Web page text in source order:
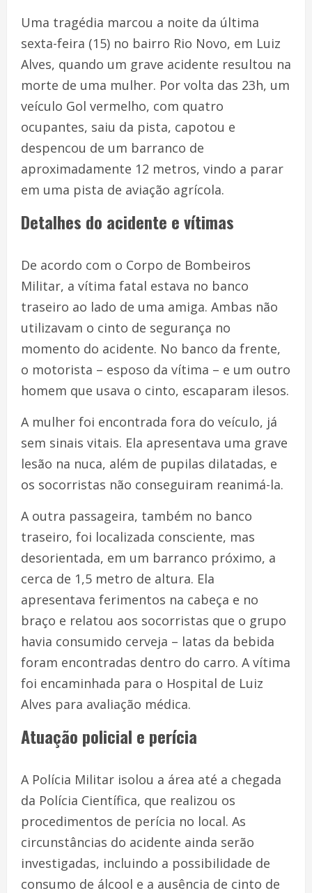
Uma tragédia marcou a noite da última
sexta-feira (15) no bairro Rio Novo, em Luiz
Alves, quando um grave acidente resultou na
morte de uma mulher. Por volta das 23h, um
veículo Gol vermelho, com quatro
ocupantes, saiu da pista, capotou e
despencou de um barranco de
aproximadamente 12 metros, vindo a parar
em uma pista de aviação agrícola.
Detalhes do acidente e vítimas
De acordo com o Corpo de Bombeiros
Militar, a vítima fatal estava no banco
traseiro ao lado de uma amiga. Ambas não
utilizavam o cinto de segurança no
momento do acidente. No banco da frente,
o motorista – esposo da vítima – e um outro
homem que usava o cinto, escaparam ilesos.
A mulher foi encontrada fora do veículo, já
sem sinais vitais. Ela apresentava uma grave
lesão na nuca, além de pupilas dilatadas, e
os socorristas não conseguiram reanimá-la.
A outra passageira, também no banco
traseiro, foi localizada consciente, mas
desorientada, em um barranco próximo, a
cerca de 1,5 metro de altura. Ela
apresentava ferimentos na cabeça e no
braço e relatou aos socorristas que o grupo
havia consumido cerveja – latas da bebida
foram encontradas dentro do carro. A vítima
foi encaminhada para o Hospital de Luiz
Alves para avaliação médica.
Atuação policial e perícia
A Polícia Militar isolou a área até a chegada
da Polícia Científica, que realizou os
procedimentos de perícia no local. As
circunstâncias do acidente ainda serão
investigadas, incluindo a possibilidade de
consumo de álcool e a ausência de cinto de